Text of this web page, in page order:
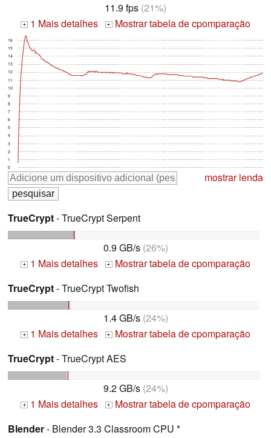
11.9 fps (21%)
+ 1 Mais detalhes + Mostrar tabela de cpomparação
0
1
2
3
4
5
6
7
8
9
10
11
12
13
14
15
16
mostrar lenda
TrueCrypt- TrueCrypt Serpent
0.9 GB/s(26%)
+ 1 Mais detalhes + Mostrar tabela de cpomparação
TrueCrypt- TrueCrypt Twofish
1.4 GB/s(24%)
+ 1 Mais detalhes + Mostrar tabela de cpomparação
TrueCrypt- TrueCrypt AES
9.2 GB/s(24%)
+ 1 Mais detalhes + Mostrar tabela de cpomparação
Blender- Blender 3.3 Classroom CPU *